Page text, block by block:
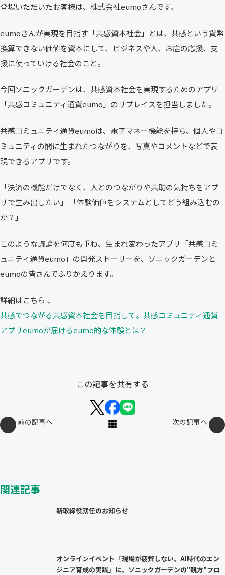
登場いただいたお客様は、株式会社eumoさんです。
eumoさんが実現を目指す「共感資本社会」とは、共感という貨幣
換算できない価値を資本にして、ビジネスや人、お店の応援、支
援に使っていける社会のこと。
今回ソニックガーデンは、共感資本社会を実現するためのアプリ
「共感コミュニティ通貨eumo」のリプレイスを担当しました。
共感コミュニティ通貨eumoは、電子マネー機能を持ち、個人やコ
ミュニティの間に生まれたつながりを、写真やコメントなどで表
現できるアプリです。
「決済の機能だけでなく、人とのつながりや共助の気持ちをアプ
リで生み出したい」 「体験価値をシステムとしてどう組み込むの
か？」
このような議論を何度も重ね、生まれ変わったアプリ「共感コミ
ュニティ通貨eumo」の開発ストーリーを、ソニックガーデンと
eumoの皆さんでふりかえります。
詳細はこちら↓
共感でつながる共感資本社会を目指して。共感コミュニティ通貨
アプリeumoが届けるeumo的な体験とは？
この記事を共有する
前の記事へ 次の記事へ
関連記事
新取締役就任のお知らせ
オンラインイベント「現場が疲弊しない、AI時代のエン
ジニア育成の実践」に、ソニックガーデンの"親方"プロ